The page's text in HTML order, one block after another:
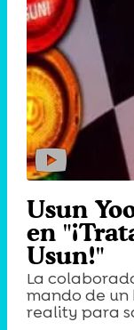
Usun
en
Usun!"
La
mando de
reality para